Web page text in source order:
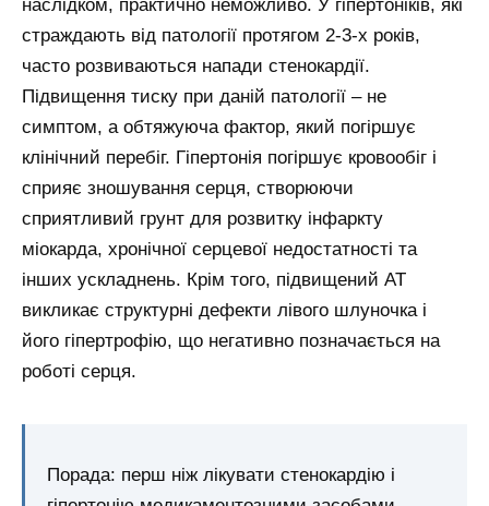
наслідком, практично неможливо. У гіпертоніків, які
страждають від патології протягом 2-3-х років,
часто розвиваються напади стенокардії.
Підвищення тиску при даній патології – не
симптом, а обтяжуюча фактор, який погіршує
клінічний перебіг. Гіпертонія погіршує кровообіг і
сприяє зношування серця, створюючи
сприятливий грунт для розвитку інфаркту
міокарда, хронічної серцевої недостатності та
інших ускладнень. Крім того, підвищений АТ
викликає структурні дефекти лівого шлуночка і
його гіпертрофію, що негативно позначається на
роботі серця.
Порада: перш ніж лікувати стенокардію і